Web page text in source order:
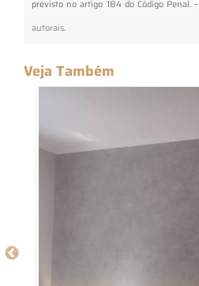
previsto no artigo 184 do Código Penal. –
autorais.
Veja Também